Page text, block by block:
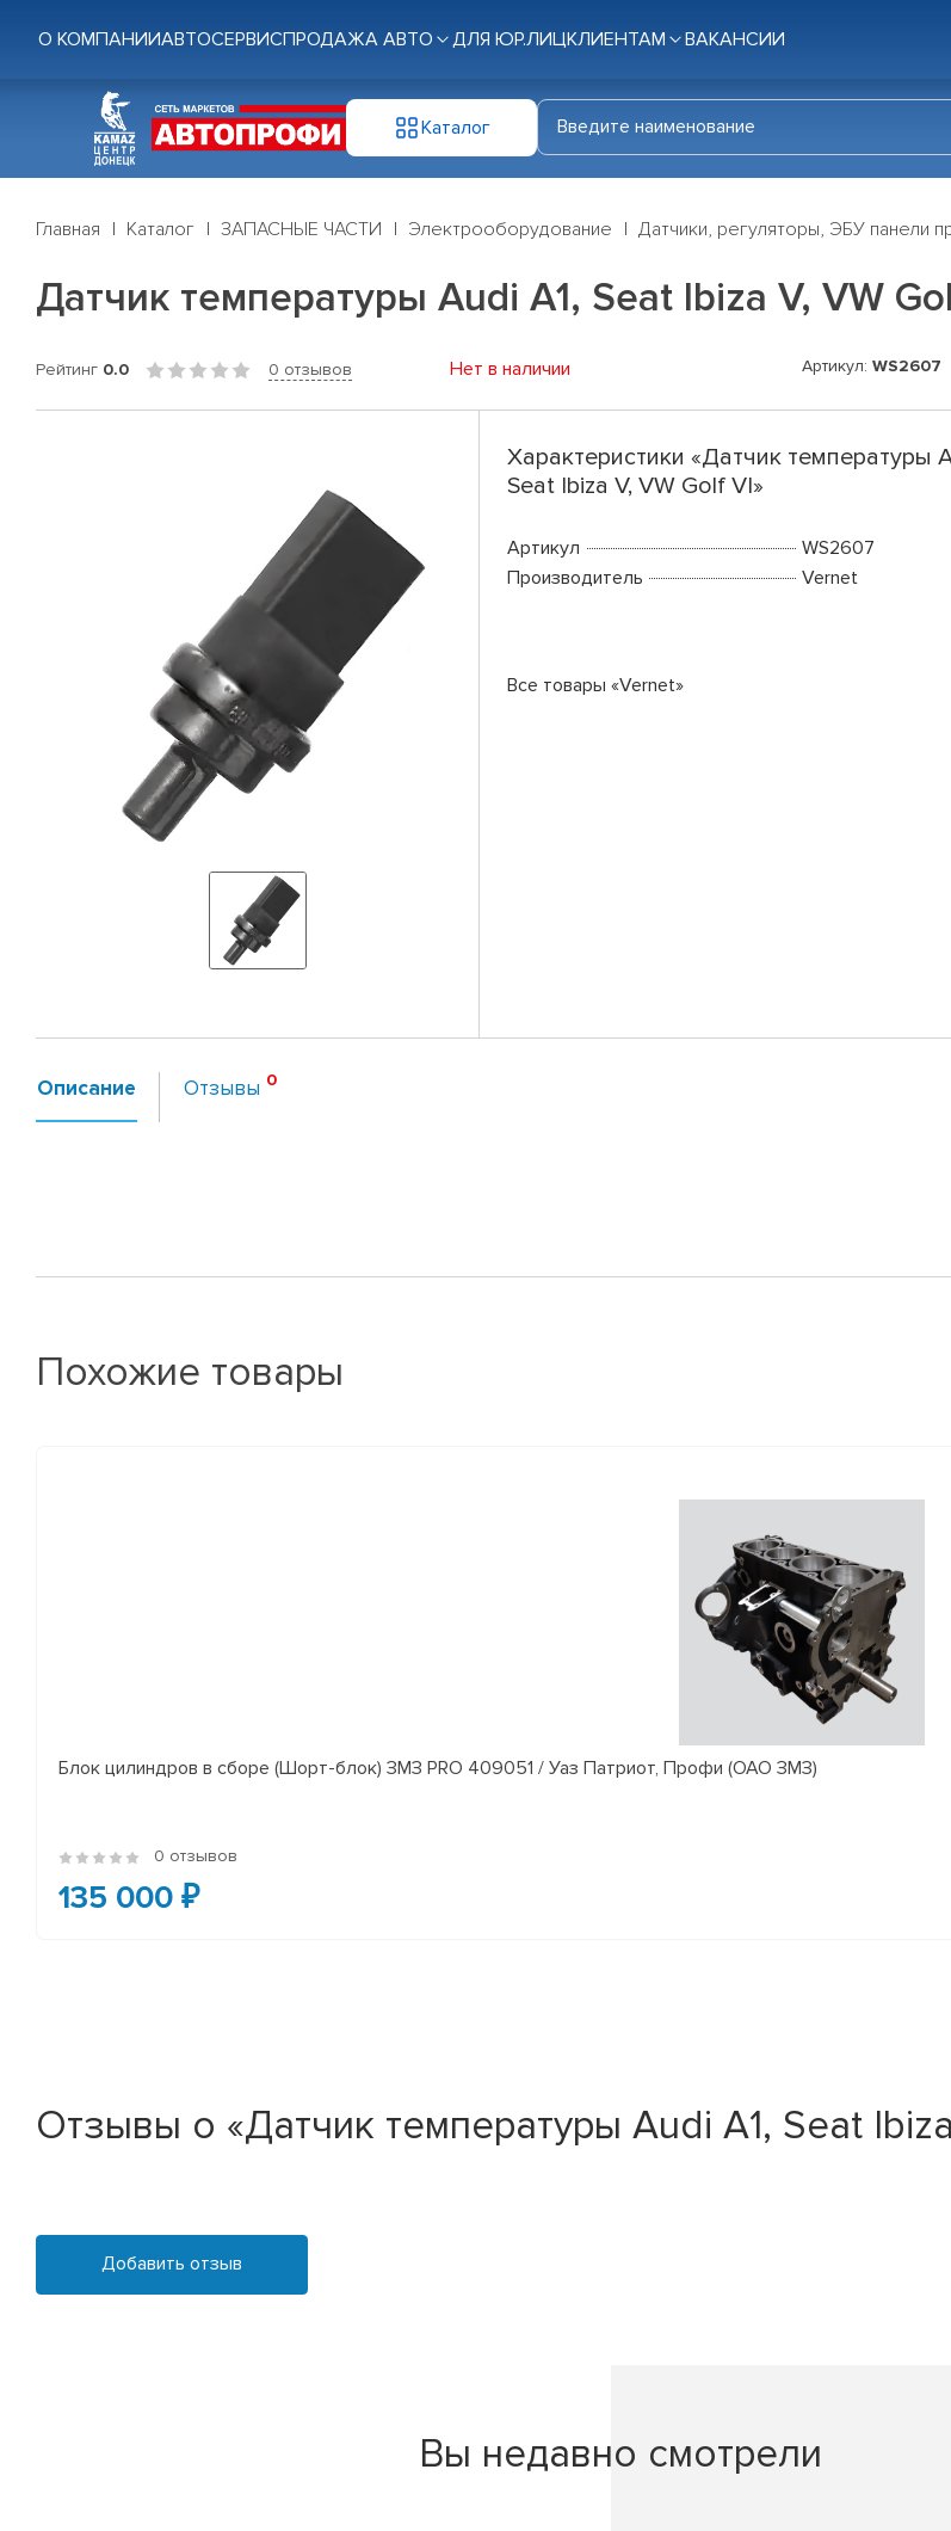
О КОМПАНИИАВТОСЕРВИСПРОДАЖА АВТО ДЛЯ ЮР.ЛИЦКЛИЕНТАМ ВАКАНСИИ
Каталог
Главная Каталог ЗАПАСНЫЕ ЧАСТИ Электрооборудование Датчики, регуляторы, ЭБУ панели
Датчик температуры Audi A1, Seat Ibiza V, VW
Рейтинг 0.0 0 отзывов Нет в наличии Артикул: WS2607
Характеристики «Датчик температуры
Seat Ibiza V, VW Golf VI»
Артикул
WS2607
Производитель
Vernet
Все товары «Vernet»
Описание Отзывы
Похожие товары
Блок цилиндров в сборе (Шорт-блок) ЗМЗ PRO 409051 / Уаз Патриот, Профи (ОАО ЗМЗ)
0 отзывов
135 000 ₽
Отзывы о «Датчик температуры Audi A1, Seat
Добавить отзыв
Вы недавно смотрели